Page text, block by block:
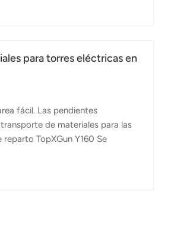
trabajadores
de las montañas. Aquí es
para torres eléctricas en
fácil. Las pendientes
de materiales para las
TopXGun Y160 Se
área de acopio al pie de la
una gran variedad de